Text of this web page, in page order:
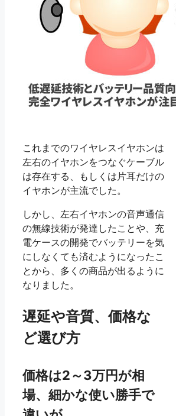
これまでのワイヤレスイヤホンは
左右のイヤホンをつなぐケーブル
は存在する、もしくは片耳だけの
イヤホンが主流でした。
しかし、左右イヤホンの音声通信
の無線技術が発達したことや、充
電ケースの開発でバッテリーを気
にしなくても済むようになったこ
とから、多くの商品が出るように
なりました。
遅延や音質、価格な
ど選び方
価格は2～3万円が相
場、細かな使い勝手で